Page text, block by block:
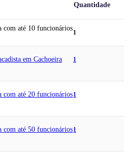
Quantidade
com até 10 funcionários
1
em Cachoeira
1
com até 20 funcionários1
com até 50 funcionários1